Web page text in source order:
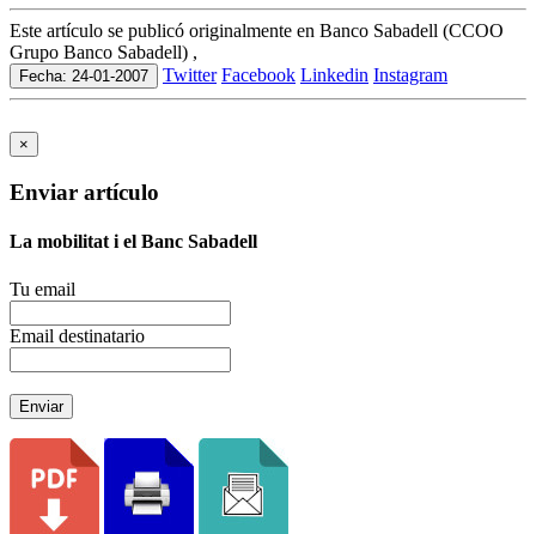
Este artículo se publicó originalmente en Banco Sabadell (CCOO
Grupo Banco Sabadell) ,
Fecha: 24-01-2007 Twitter Facebook Linkedin Instagram
×
Enviar artículo
La mobilitat i el Banc Sabadell
Tu email
Email destinatario
Enviar